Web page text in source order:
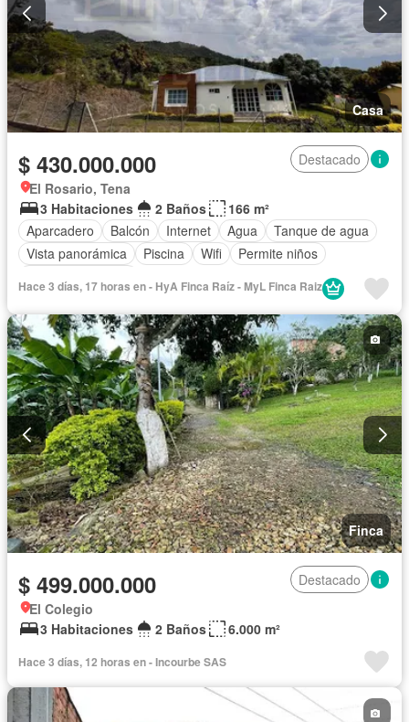
Casa
$ 430.000.000
Destacado
El Rosario, Tena
3 Habitaciones
2 Baños
166 m²
Aparcadero
Balcón Internet Agua
Tanque de agua
Vista panorámica
Piscina Wifi
Permite niños
Hace 3 días, 17 horas en - HyA Finca Raíz - MyL Finca Raiz
Finca
$ 499.000.000
Destacado
El Colegio
3 Habitaciones
2 Baños 6.000 m²
Hace 3 días, 12 horas en - Incourbe SAS